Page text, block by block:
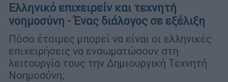
Ελληνικό επιχειρείν και τεχνητή
νοημοσύνη - Ένας διάλογος σε εξέλιξη
Πόσο έτοιμες μπορεί να είναι οι ελληνικές
επιχειρήσεις να ενσωματώσουν στη
λειτουργία τους την Δημιουργική Τεχνητή
Νοημοσύνη;